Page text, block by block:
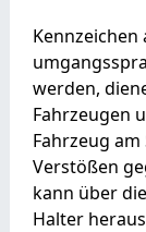
Kennzeichen
werden,
Fahrzeugen
Fahrzeug
Verstößen
kann über
Halter